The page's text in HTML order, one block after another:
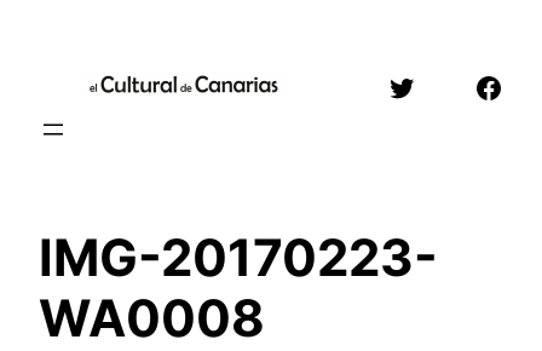
contenido
Twitter
IMG-20170223-
WA0008